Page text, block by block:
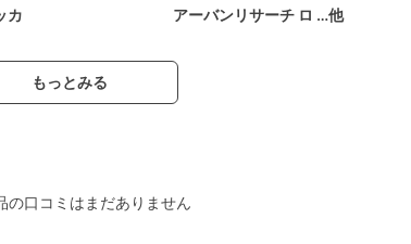
カ アーバンリサーチ ロ …他
もっとみる
の口コミはまだありません